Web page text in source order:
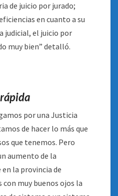
de juicio por jurado;
en cuanto a su
judicial, el juicio por
muy bien” detalló.
por una Justicia
de hacer lo más que
que tenemos. Pero
aumento de la
la provincia de
con muy buenos ojos la